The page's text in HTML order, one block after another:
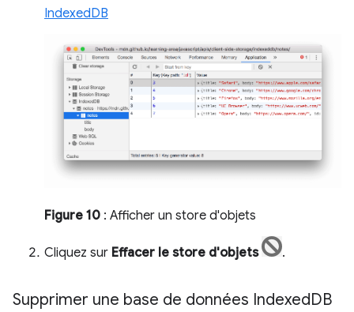
IndexedDB
Figure 10 : Afficher un store d'objets
Cliquez sur Effacer le store d'objets .
Supprimer une base de données IndexedDB